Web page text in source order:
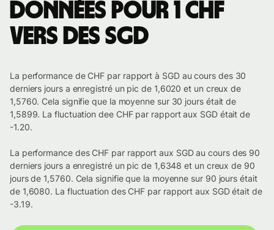
Données pour 1 CHF
vers des SGD
La performance de CHF par rapport à SGD au cours des 30
derniers jours a enregistré un pic de 1,6020 et un creux de
1,5760. Cela signifie que la moyenne sur 30 jours était de
1,5899. La fluctuation dee CHF par rapport aux SGD était de
-1.20.
La performance des CHF par rapport aux SGD au cours des 90
derniers jours a enregistré un pic de 1,6348 et un creux de 90
jours de 1,5760. Cela signifie que la moyenne sur 90 jours était
de 1,6080. La fluctuation des CHF par rapport aux SGD était de
-3.19.